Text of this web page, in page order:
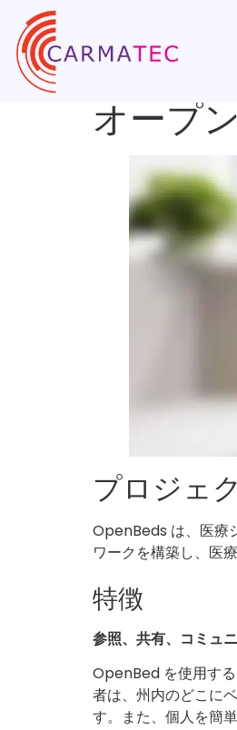
オープ
プロジェ
OpenBeds は、医療
ワークを構築し、医
特徴
参照、共有、コミュ
OpenBed を使用す
者は、州内のどこに
す。また、個人を簡